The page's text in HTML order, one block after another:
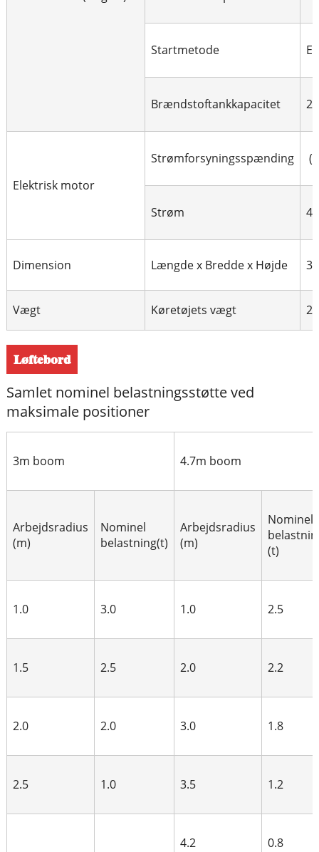
Startmetode
Brændstoftankkapacitet
Elektrisk motor
Strømforsyningsspænding
Strøm
Dimension Længde x Bredde x Højde
Vægt Køretøjets vægt
Løftebord
Samlet nominel belastningsstøtte ved
maksimale positioner
3m boom 4.7m boom
Arbejdsradius
(m)
Nominel
belastning(t)
Arbejdsradius
(m)
Nominel
(t)
1.0 3.0 1.0 2.5
1.5 2.5 2.0 2.2
2.0 2.0 3.0 1.8
2.5 1.0 3.5 1.2
4.2 0.8